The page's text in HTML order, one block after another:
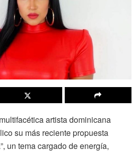
artista dominicana
su más reciente propuesta
un tema cargado de energía,